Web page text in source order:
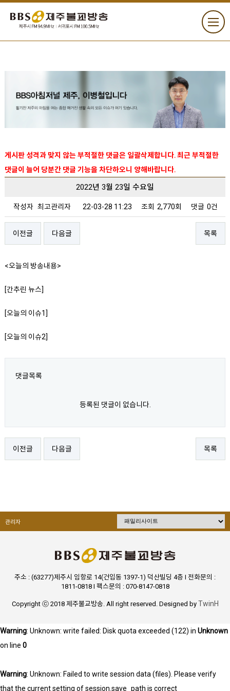
게시판 성격과 맞지 않는 부적절한 댓글은 일괄삭제합니다. 최근 부적절한
댓글이 늘어 당분간 댓글 기능을 차단하오니 양해바랍니다.
2022년 3월 23일 수요일
작성자 최고관리자 22-03-28 11:23 조회 2,770회 댓글 0건
이전글 다음글 목록
<오늘의 방송내용>
[간추린 뉴스]
[오늘의 이슈1]
[오늘의 이슈2]
댓글목록
등록된 댓글이 없습니다.
이전글 다음글 목록
관리자
주소 : (63277)제주시 임항로 14(건입동 1397-1) 덕산빌딩 4층 I 전화문의 :
1811-0818 I 팩스문의 : 070-8147-0818
Copyright ⓒ 2018 제주불교방송. All right reserved. Designed by TwinH
Warning: Unknown: write failed: Disk quota exceeded (122) in Unknown
on line 0
Warning: Unknown: Failed to write session data (files). Please verify
that the current setting of session.save_path is correct